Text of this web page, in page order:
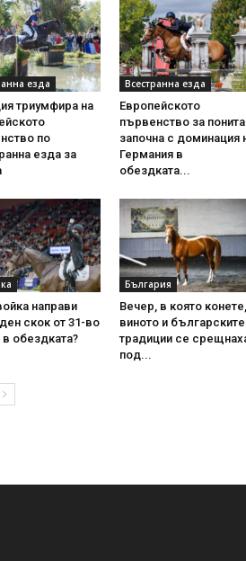
езда
триумфира на
по
езда за
Всестранна езда
Европейското
първенство за понита
започна с доминация
Германия в
обездката...
направи
скок от 31-во
обездката?
България
Вечер, в която конете,
виното и българските
традиции се
под...